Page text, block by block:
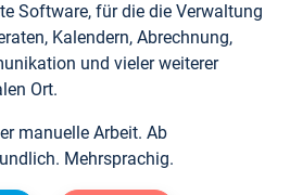
Software, für die die Verwaltung
Kalendern, Abrechnung,
und vieler weiterer
Ort.
manuelle Arbeit. Ab
Mehrsprachig.